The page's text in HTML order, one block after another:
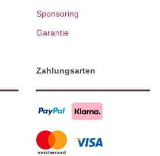
Sponsoring
Garantie
Zahlungsarten